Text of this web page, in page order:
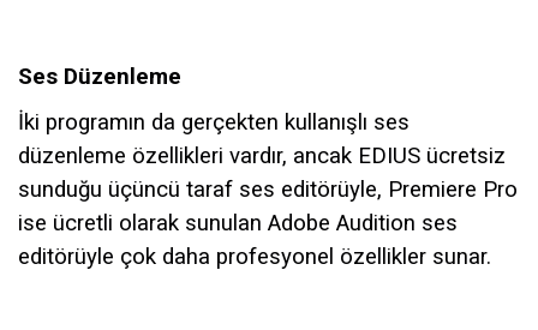
Ses Düzenleme
İki programın da gerçekten kullanışlı ses
düzenleme özellikleri vardır, ancak EDIUS ücretsiz
sunduğu üçüncü taraf ses editörüyle, Premiere Pro
ise ücretli olarak sunulan Adobe Audition ses
editörüyle çok daha profesyonel özellikler sunar.